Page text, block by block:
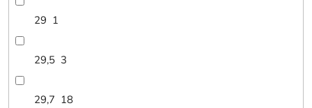
29 1
29,5 3
29,7 18